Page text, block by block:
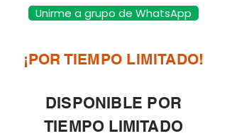
Unirme a grupo de WhatsApp
¡POR TIEMPO LIMITADO!
DISPONIBLE POR
TIEMPO LIMITADO